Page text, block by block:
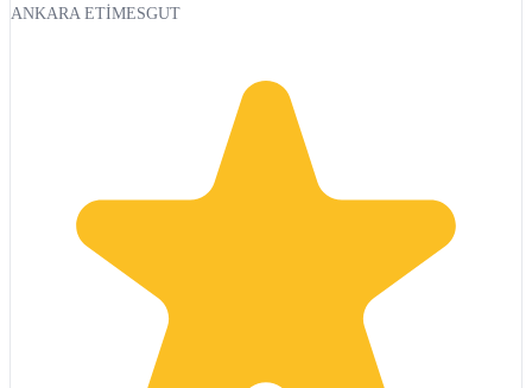
ANKARA ETİMESGUT